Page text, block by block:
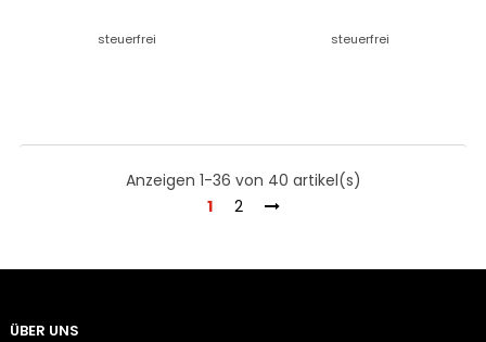
steuerfrei steuerfrei
Anzeigen 1-36 von 40 artikel(s)
1
2
ÜBER UNS